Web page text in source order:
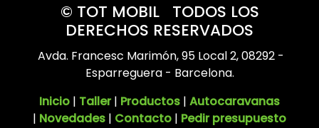
© TOT MOBIL TODOS LOS
DERECHOS RESERVADOS
Avda. Francesc Marimón, 95 Local 2, 08292 -
Esparreguera - Barcelona.
Inicio | Taller| Productos | Autocaravanas
| Novedades | Contacto | Pedir presupuesto